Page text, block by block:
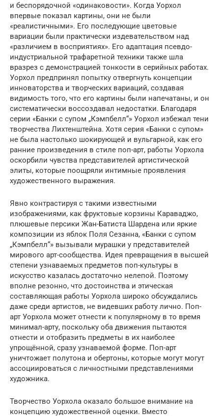
и беспорядочной «одинаковости». Когда Уорхол
впервые показал картины, они не были
«реалистичными». Его последующие цветовые
вариации были практически издевательством над
«различием в восприятиях». Его адаптация псевдо-
индустриальной трафаретной техники также шла
вразрез с демонстрацией тонкости в серийных работах.
Уорхол предпринял попытку отвергнуть концепции
инноваторства и творческих вариаций, создавая
видимость того, что его картины были напечатаны, и он
систематически воссоздавал недостатки. Благодаря
серии «Банки с супом „Кэмпбелл“» Уорхол избежал тени
творчества Лихтенштейна. Хотя серия «Банки с супом»
не была настолько шокирующей и вульгарной, как его
ранние произведения в стиле поп-арт, работы Уорхола
оскорбили чувства представителей артистической
элиты, которые поощряли интимные проявления
художественного выражения.
Явно контрастируя с такими известными
изображениями, как фруктовые корзины Караваджо,
плюшевые персики Жан-Батиста Шардена или яркие
композиции из яблок Поля Сезанна, «Банки с супом
„Кэмпбелл“» вызывали мурашки у представителей
мирового арт-сообщества. Идея превращения в высшей
степени узнаваемых предметов поп-культуры в
искусство казалась достаточно нелепой. Поэтому
вполне резонно, что достоинства и этическая
составляющая работы Уорхола широко обсуждались
даже среди артистов, не видевших работу лично. Поп-
арт Уорхола может отнести к популярному в то время
минимал-арту, поскольку оба движения пытаются
отнести и отобразить предметы в их наиболее
упрощённой, сразу узнаваемой форме. Поп-арт
уничтожает полутона и обертоны, которые могут могут
ассоциироваться с личностными представлениями
художника.
Творчество Уорхола оказало большое внимание на
концепцию художественной оценки. Вместо